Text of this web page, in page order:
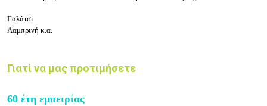
Γαλάτσι
Λαμπρινή κ.α.
Γιατί να μας προτιμήσετε
60 έτη εμπειρίας